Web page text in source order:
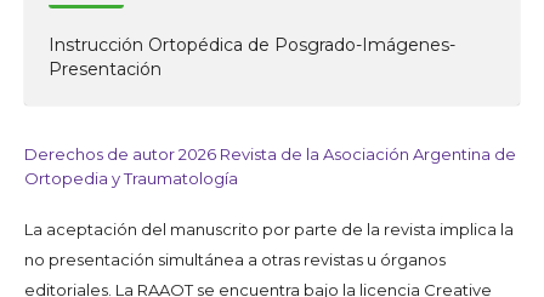
Instrucción Ortopédica de Posgrado-Imágenes-
Presentación
Derechos de autor 2026 Revista de la Asociación Argentina de
Ortopedia y Traumatología
La aceptación del manuscrito por parte de la revista implica la
no presentación simultánea a otras revistas u órganos
editoriales. La RAAOT se encuentra bajo la licencia Creative